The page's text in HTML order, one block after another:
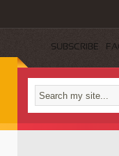
SUBSCRIBE